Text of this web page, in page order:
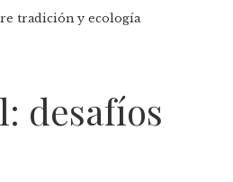
tradición y ecología
desafíos